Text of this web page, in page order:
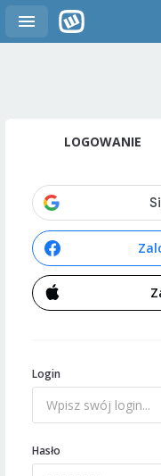
LOGOWANIE
Login
Hasło